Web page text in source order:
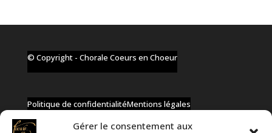
Gérer le consentement aux
© Copyright - Chorale Coeurs en Choeur
Politique de confidentialitéMentions légales